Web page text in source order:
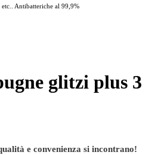
Antibatteriche al 99,9%
glitzi plus 3
e convenienza si incontrano!